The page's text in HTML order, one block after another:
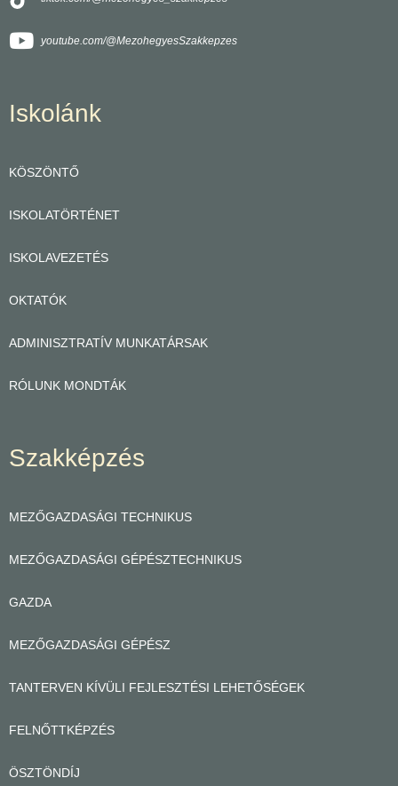
youtube.com/@MezohegyesSzakkepzes
Iskolánk
KÖSZÖNTŐ
ISKOLATÖRTÉNET
ISKOLAVEZETÉS
OKTATÓK
ADMINISZTRATÍV MUNKATÁRSAK
RÓLUNK MONDTÁK
Szakképzés
MEZŐGAZDASÁGI TECHNIKUS
MEZŐGAZDASÁGI GÉPÉSZTECHNIKUS
GAZDA
MEZŐGAZDASÁGI GÉPÉSZ
TANTERVEN KÍVÜLI FEJLESZTÉSI LEHETŐSÉGEK
FELNŐTTKÉPZÉS
ÖSZTÖNDÍJ